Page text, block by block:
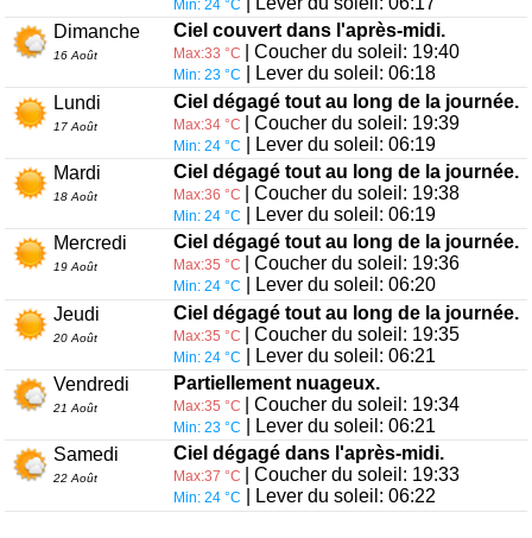
Min: 24 °C
Dimanche
16 Août
Ciel couvert dans l'après-midi.
Max:33 °C | Coucher du soleil: 19:40
Min: 23 °C
| Lever du soleil: 06:18
Lundi
17 Août
Ciel dégagé tout au long de la journée.
Max:34 °C | Coucher du soleil: 19:39
Min: 24 °C
| Lever du soleil: 06:19
Mardi
18 Août
Ciel dégagé tout au long de la journée.
Max:36 °C | Coucher du soleil: 19:38
Min: 24 °C
| Lever du soleil: 06:19
Mercredi
19 Août
Ciel dégagé tout au long de la journée.
Max:35 °C | Coucher du soleil: 19:36
Min: 24 °C
| Lever du soleil: 06:20
Jeudi
20 Août
Ciel dégagé tout au long de la journée.
Max:35 °C | Coucher du soleil: 19:35
Min: 24 °C
| Lever du soleil: 06:21
Vendredi
21 Août
Partiellement nuageux.
Max:35 °C | Coucher du soleil: 19:34
Min: 23 °C
| Lever du soleil: 06:21
Samedi
22 Août
Ciel dégagé dans l'après-midi.
Max:37 °C | Coucher du soleil: 19:33
Min: 24 °C | Lever du soleil: 06:22